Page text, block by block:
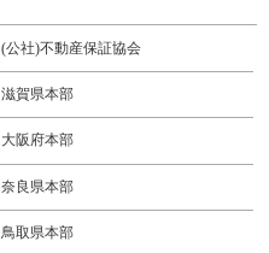
(公社)不動産保証協会
滋賀県本部
大阪府本部
奈良県本部
鳥取県本部